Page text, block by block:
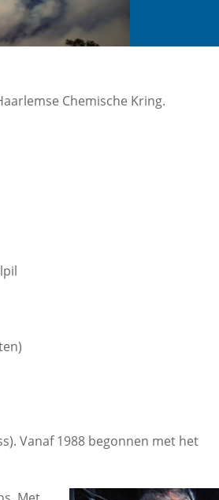
Chemische Kring.
Vanaf 1988 begonnen met het